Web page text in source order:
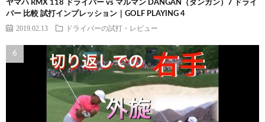
ヤマハ RMX 118 ドライバー vs マルマン DANGAN（ダンガン）7 ドライ
バー 比較 試打インプレッション｜GOLF PLAYING 4
2019.02.13 ドライバーの試打・レビュー